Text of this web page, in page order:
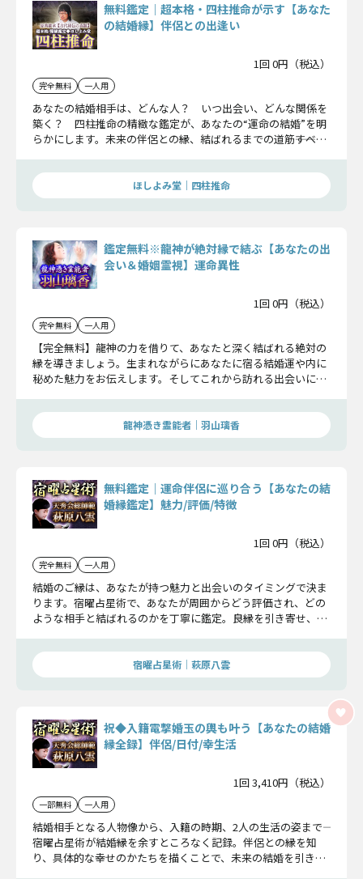
無料鑑定｜超本格・四柱推命が示す【あなた
の結婚縁】伴侶との出逢い
1回 0円（税込）
完全無料 一人用
あなたの結婚相手は、どんな人？ いつ出会い、どんな関係を
築く？ 四柱推命の精緻な鑑定が、あなたの“運命の結婚”を明
らかにします。未来の伴侶との縁、結ばれるまでの道筋――すべて
ほしよみ堂｜四柱推命
鑑定無料※龍神が絶対縁で結ぶ【あなたの出
会い＆婚姻霊視】運命異性
1回 0円（税込）
完全無料 一人用
【完全無料】龍神の力を借りて、あなたと深く結ばれる絶対の
縁を導きましょう。生まれながらにあなたに宿る結婚運や内に
秘めた魅力をお伝えします。そしてこれから訪れる出会いにつ
龍神憑き霊能者｜羽山璃香
無料鑑定｜運命伴侶に巡り合う【あなたの結
婚縁鑑定】魅力/評価/特徴
1回 0円（税込）
完全無料 一人用
結婚のご縁は、あなたが持つ魅力と出会いのタイミングで決ま
ります。宿曜占星術で、あなたが周囲からどう評価され、どの
ような相手と結ばれるのかを丁寧に鑑定。良縁を引き寄せ、成
宿曜占星術│萩原八雲
祝◆入籍電撃婚玉の輿も叶う【あなたの結婚
縁全録】伴侶/日付/幸生活
1回 3,410円（税込）
一部無料 一人用
結婚相手となる人物像から、入籍の時期、2人の生活の姿まで――
宿曜占星術が結婚縁を余すところなく記録。伴侶との縁を知
り、具体的な幸せのかたちを描くことで、未来の結婚を引き寄